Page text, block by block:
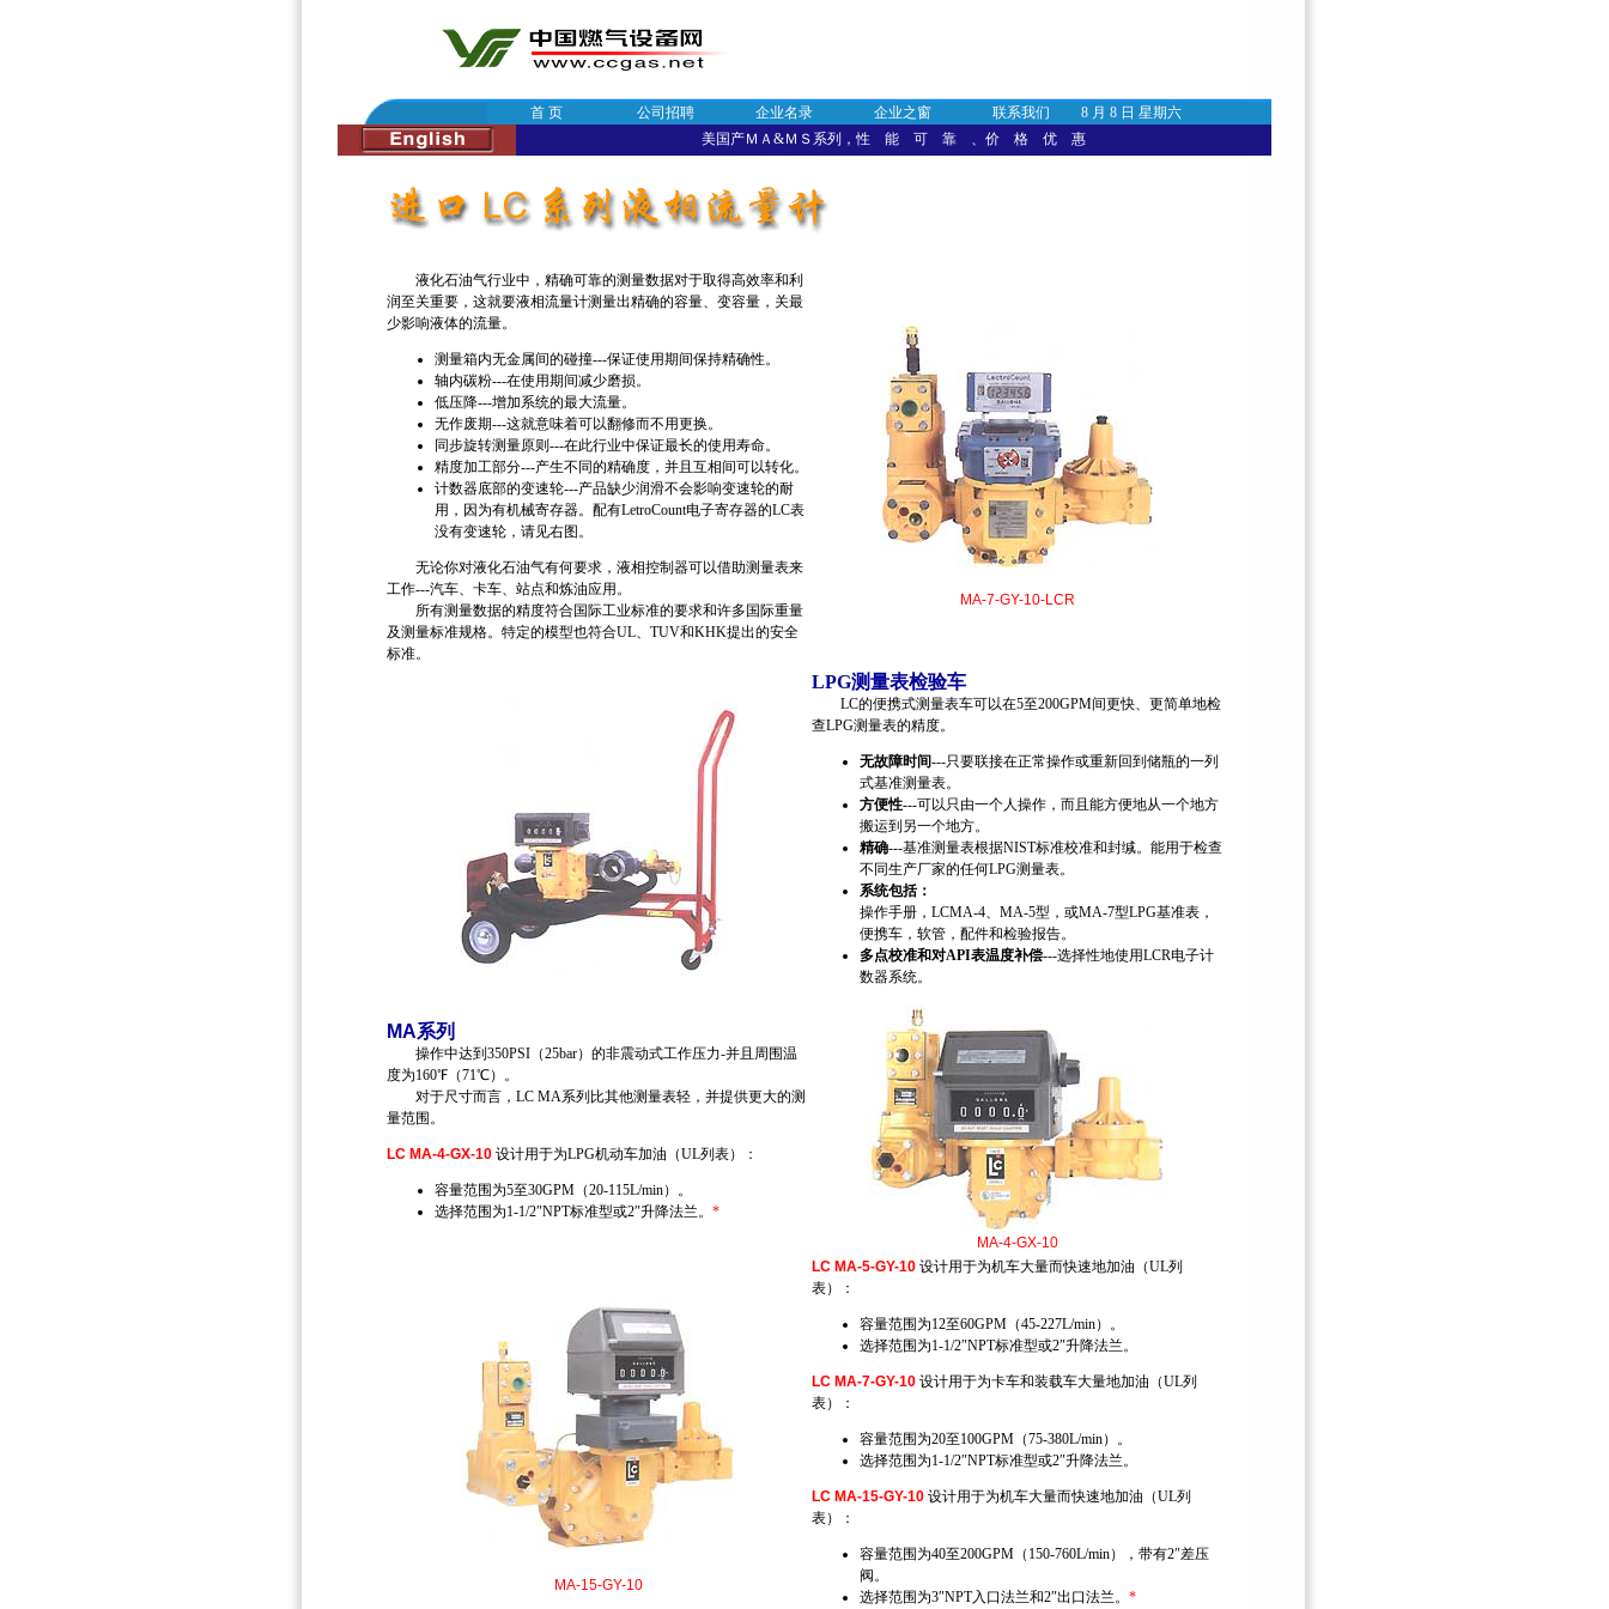
首 页 公司招聘 企业名录 企业之窗 联系我们
8 月 8 日 星期六
美国产ＭＡ&ＭＳ系列，性 能 可 靠 、价 格 优 惠
液化石油气行业中，精确可靠的测量数据对于取得高效率和利
润至关重要，这就要液相流量计测量出精确的容量、变容量，关最
少影响液体的流量。
测量箱内无金属间的碰撞---保证使用期间保持精确性。
轴内碳粉---在使用期间减少磨损。
低压降---增加系统的最大流量。
无作废期---这就意味着可以翻修而不用更换。
同步旋转测量原则---在此行业中保证最长的使用寿命。
精度加工部分---产生不同的精确度，并且互相间可以转化。
计数器底部的变速轮---产品缺少润滑不会影响变速轮的耐
用，因为有机械寄存器。配有LetroCount电子寄存器的LC表
没有变速轮，请见右图。
无论你对液化石油气有何要求，液相控制器可以借助测量表来
工作---汽车、卡车、站点和炼油应用。
所有测量数据的精度符合国际工业标准的要求和许多国际重量
及测量标准规格。特定的模型也符合UL、TUV和KHK提出的安全
标准。
MA-7-GY-10-LCR
LPG测量表检验车
LC的便携式测量表车可以在5至200GPM间更快、更简单地检
查LPG测量表的精度。
无故障时间---只要联接在正常操作或重新回到储瓶的一列
式基准测量表。
方便性---可以只由一个人操作，而且能方便地从一个地方
搬运到另一个地方。
精确---基准测量表根据NIST标准校准和封缄。能用于检查
不同生产厂家的任何LPG测量表。
系统包括：
操作手册，LCMA-4、MA-5型，或MA-7型LPG基准表，
便携车，软管，配件和检验报告。
多点校准和对API表温度补偿---选择性地使用LCR电子计
数器系统。
MA系列
操作中达到350PSI（25bar）的非震动式工作压力-并且周围温
度为160℉（71℃）。
对于尺寸而言，LC MA系列比其他测量表轻，并提供更大的测
量范围。
LC MA-4-GX-10 设计用于为LPG机动车加油（UL列表）：
容量范围为5至30GPM（20-115L/min）。
选择范围为1-1/2″NPT标准型或2″升降法兰。 *
MA-4-GX-10
MA-15-GY-10
LC MA-5-GY-10 设计用于为机车大量而快速地加油（UL列
表）：
容量范围为12至60GPM（45-227L/min）。
选择范围为1-1/2″NPT标准型或2″升降法兰。
LC MA-7-GY-10 设计用于为卡车和装载车大量地加油（UL列
表）：
容量范围为20至100GPM（75-380L/min）。
选择范围为1-1/2″NPT标准型或2″升降法兰。
LC MA-15-GY-10 设计用于为机车大量而快速地加油（UL列
表）：
容量范围为40至200GPM（150-760L/min），带有2″差压
阀。
选择范围为3″NPT入口法兰和2″出口法兰。 *